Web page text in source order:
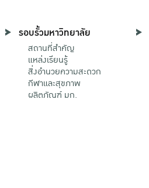
รอบรั้วมหาวิทยาลัย
สถานที่สำคัญ
แหล่งเรียนรู้
สิ่งอำนวยความสะดวก
กีฬาและสุขภาพ
ผลิตภัณฑ์ มก.